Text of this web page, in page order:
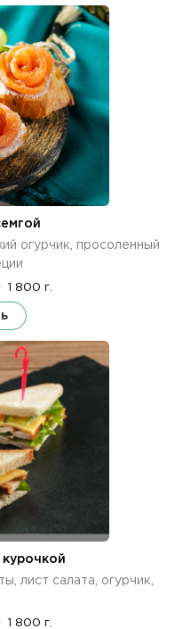
огурчик, просоленный
1 800 г.
лист салата, огурчик,
1 800 г.